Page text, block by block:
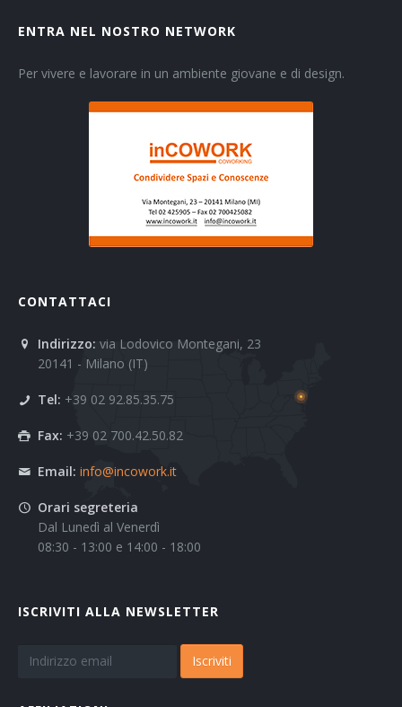
ENTRA NEL NOSTRO NETWORK
Per vivere e lavorare in un ambiente giovane e di design.
CONTATTACI
Indirizzo: via Lodovico Montegani, 23
20141 - Milano (IT)
Tel: +39 02 92.85.35.75
Fax: +39 02 700.42.50.82
Email: info@incowork.it
Orari segreteria
Dal Lunedì al Venerdì
08:30 - 13:00 e 14:00 - 18:00
ISCRIVITI ALLA NEWSLETTER
Iscriviti